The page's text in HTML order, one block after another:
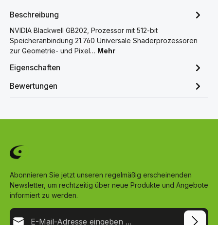
Beschreibung
NVIDIA Blackwell GB202, Prozessor mit 512-bit
Speicheranbindung 21.760 Universale Shaderprozessoren
zur Geometrie- und Pixel… Mehr
Eigenschaften
Bewertungen
Abonnieren Sie jetzt unseren regelmäßig erscheinenden
Newsletter, um rechtzeitig über neue Produkte und Angebote
informiert zu werden.
E-Mail-Adresse*